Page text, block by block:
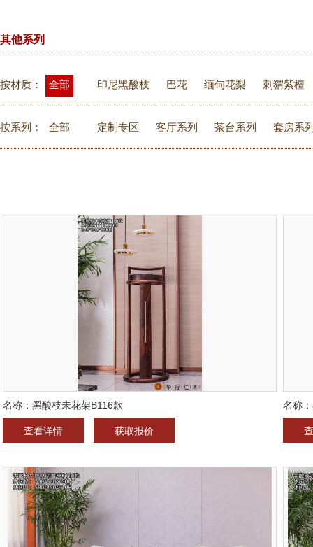
其他系列
按材质： 全部 印尼黑酸枝 巴花 缅甸花梨 刺猬紫檀
按系列： 全部 定制专区 客厅系列 茶台系列 套房系
名称：黑酸枝未花架B116款
查看详情 获取报价
名称